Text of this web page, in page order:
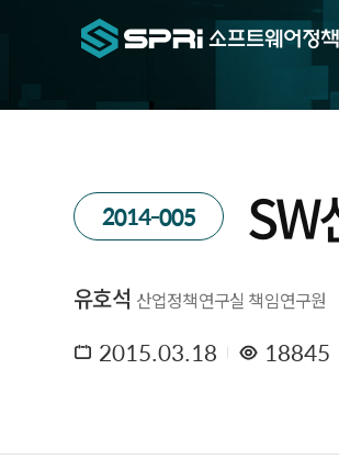
2014-005 SW
유호석 산업정책연구실 책임연구원
2015.03.18 18845